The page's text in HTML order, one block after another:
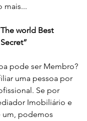
mais...
world Best
pode ser Membro?
uma pessoa por
Se por
Imobiliário e
um, podemos